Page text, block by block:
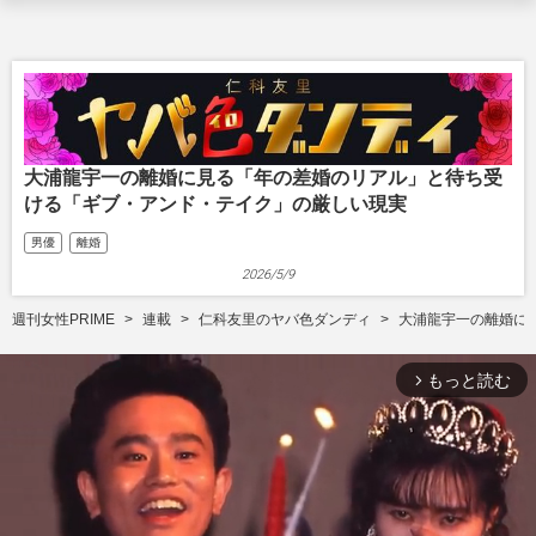
大浦龍宇一の離婚に見る「年の差婚のリアル」と待ち受
ける「ギブ・アンド・テイク」の厳しい現実
男優 離婚
2026/5/9
週刊女性PRIME 連載 仁科友里のヤバ色ダンディ 大浦龍宇一の離婚に
arrow_forward_ios もっと読む